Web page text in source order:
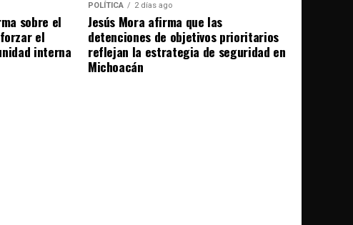
sobre el
el
interna
POLÍTICA 2 días ago
Jesús Mora afirma que las
detenciones de objetivos prioritarios
reflejan la estrategia de seguridad en
Michoacán